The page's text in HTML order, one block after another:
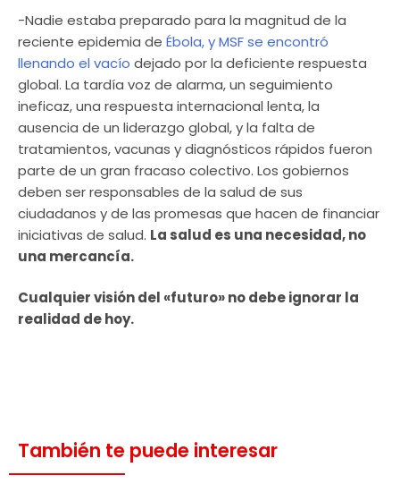
-Nadie estaba preparado para la magnitud de la
reciente epidemia de Ébola, y MSF se encontró
llenando el vacío dejado por la deficiente respuesta
global. La tardía voz de alarma, un seguimiento
ineficaz, una respuesta internacional lenta, la
ausencia de un liderazgo global, y la falta de
tratamientos, vacunas y diagnósticos rápidos fueron
parte de un gran fracaso colectivo. Los gobiernos
deben ser responsables de la salud de sus
ciudadanos y de las promesas que hacen de financiar
iniciativas de salud. La salud es una necesidad, no
una mercancía.
Cualquier visión del «futuro» no debe ignorar la
realidad de hoy.
También te puede interesar